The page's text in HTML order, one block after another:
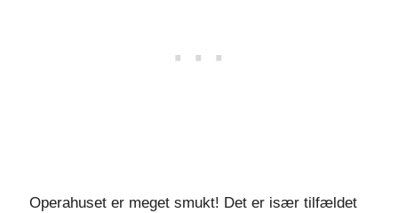
Operahuset er meget smukt! Det er især tilfældet